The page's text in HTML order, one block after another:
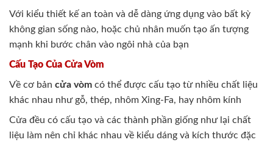
Với kiểu thiết kế an toàn và dễ dàng ứng dụng vào bất kỳ
không gian sống nào, hoặc chủ nhân muốn tạo ấn tượng
mạnh khi bước chân vào ngôi nhà của bạn
Cấu Tạo Của Cửa Vòm
Về cơ bản cửa vòm có thể được cấu tạo từ nhiều chất liệu
khác nhau như gỗ, thép, nhôm Xing-Fa, hay nhôm kính
Cửa đều có cấu tạo và các thành phần giống như lại chất
liệu làm nên chỉ khác nhau về kiểu dáng và kích thước đặc